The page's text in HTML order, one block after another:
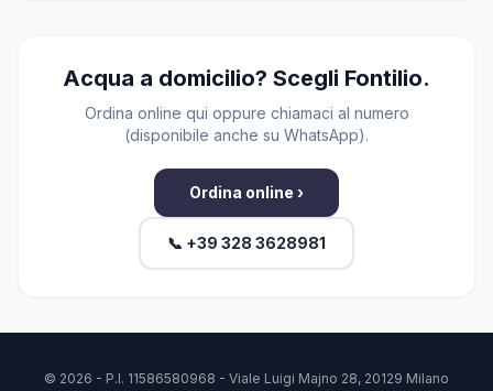
Acqua a domicilio? Scegli Fontilio.
Ordina online qui oppure chiamaci al numero
(disponibile anche su WhatsApp).
Ordina online ›
📞 +39 328 3628981
© 2026 - P.I. 11586580968 - Viale Luigi Majno 28, 20129 Milano